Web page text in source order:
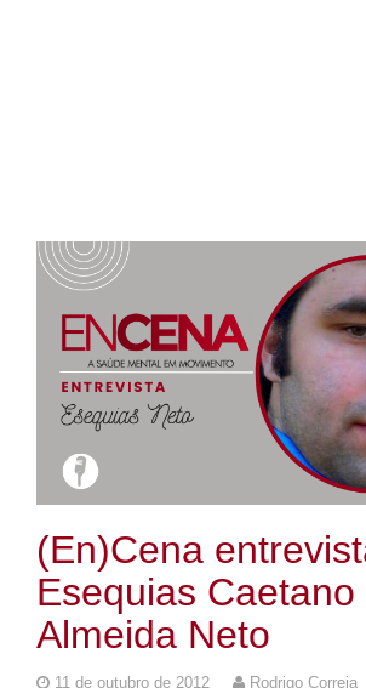
(En)Cena
Esequias Caetano
Almeida Neto
11 de outubro de 2012
Rodrigo Correia